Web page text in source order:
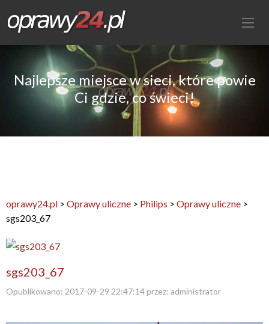
Najlepsze miejsce w sieci, które powie
Ci gdzie, co świeci!
oprawy24.pl > Oprawy uliczne > Philips > Oprawy uliczne >
sgs203_67
sgs203_67
Opublikowano: 2017-09-29 22:47:14przez: administrator